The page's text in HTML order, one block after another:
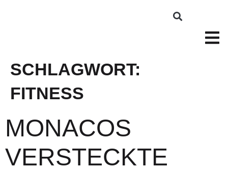
SCHLAGWORT:
FITNESS
MONACOS
VERSTECKTE